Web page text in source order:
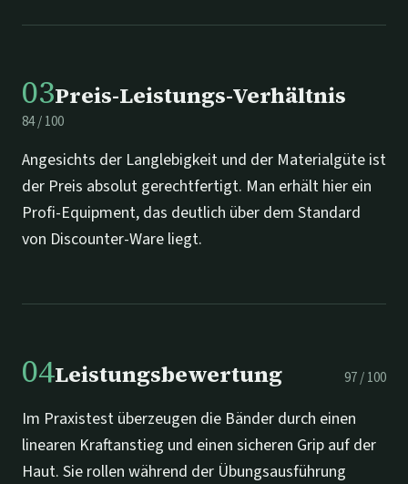
03Preis-Leistungs-Verhältnis
84/100
Angesichts der Langlebigkeit und der Materialgüte ist
der Preis absolut gerechtfertigt. Man erhält hier ein
Profi-Equipment, das deutlich über dem Standard
von Discounter-Ware liegt.
04Leistungsbewertung 97/100
Im Praxistest überzeugen die Bänder durch einen
linearen Kraftanstieg und einen sicheren Grip auf der
Haut. Sie rollen während der Übungsausführung